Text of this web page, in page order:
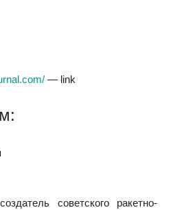
— link
советского ракетно-